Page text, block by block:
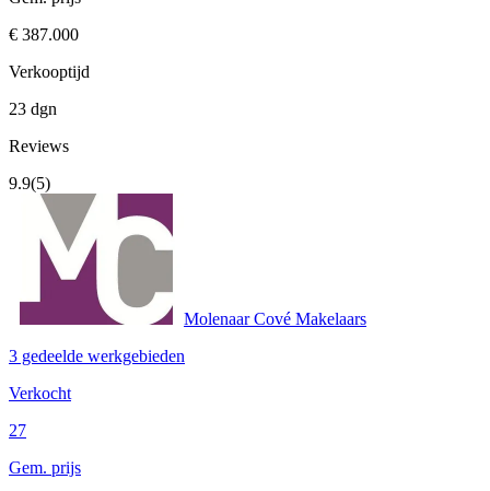
€ 387.000
Verkooptijd
23 dgn
Reviews
9.9(5)
Molenaar Cové Makelaars
3 gedeelde werkgebieden
Verkocht
27
Gem. prijs